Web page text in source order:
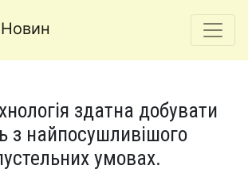
здатна добувати
з найпосушливішого
умовах.